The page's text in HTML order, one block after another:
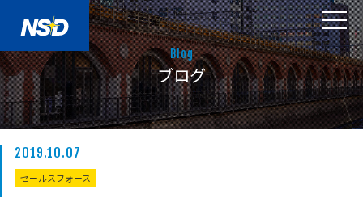
Blog
ブログ
2019.10.07
セールスフォース